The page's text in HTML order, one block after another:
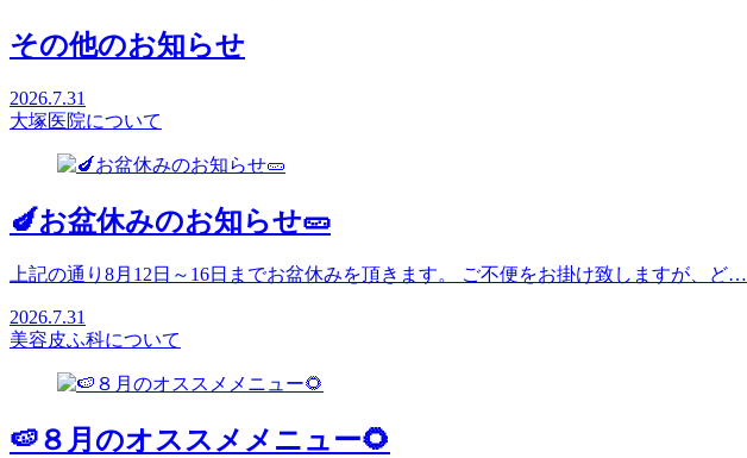
その他のお知らせ
2026.7.31
大塚医院について
🍆お盆休みのお知らせ🥒
上記の通り8月12日～16日までお盆休みを頂きます。 ご不便をお掛け致しますが、ど…
2026.7.31
美容皮ふ科について
🍉８月のオススメメニュー🌻